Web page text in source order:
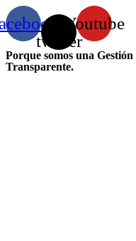
X-
twitter
Youtube
Porque somos una
Transparente.